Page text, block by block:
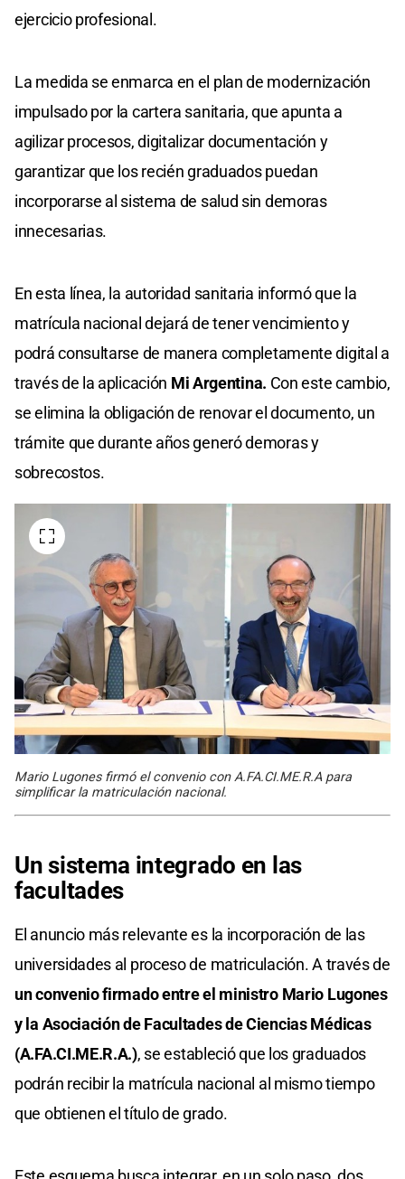
ejercicio profesional.
La medida se enmarca en el plan de modernización
impulsado por la cartera sanitaria, que apunta a
agilizar procesos, digitalizar documentación y
garantizar que los recién graduados puedan
incorporarse al sistema de salud sin demoras
innecesarias.
En esta línea, la autoridad sanitaria informó que la
matrícula nacional dejará de tener vencimiento y
podrá consultarse de manera completamente digital a
través de la aplicación Mi Argentina. Con este cambio,
se elimina la obligación de renovar el documento, un
trámite que durante años generó demoras y
sobrecostos.
Mario Lugones firmó el convenio con A.FA.CI.ME.R.A para
simplificar la matriculación nacional.
Un sistema integrado en las
facultades
El anuncio más relevante es la incorporación de las
universidades al proceso de matriculación. A través de
un convenio firmado entre el ministro Mario Lugones
y la Asociación de Facultades de Ciencias Médicas
(A.FA.CI.ME.R.A.), se estableció que los graduados
podrán recibir la matrícula nacional al mismo tiempo
que obtienen el título de grado.